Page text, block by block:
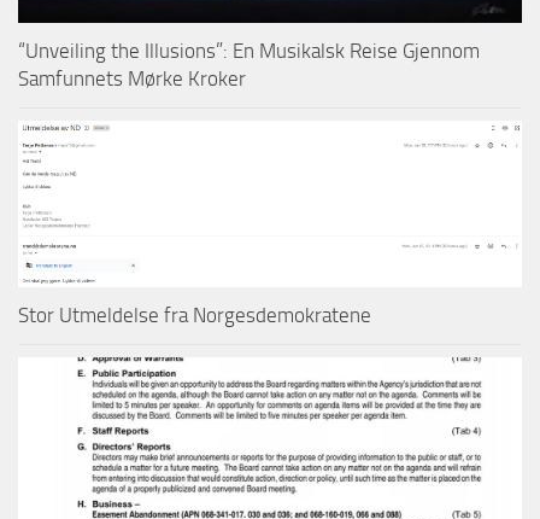
“Unveiling the Illusions”: En Musikalsk Reise Gjennom
Samfunnets Mørke Kroker
Stor Utmeldelse fra Norgesdemokratene